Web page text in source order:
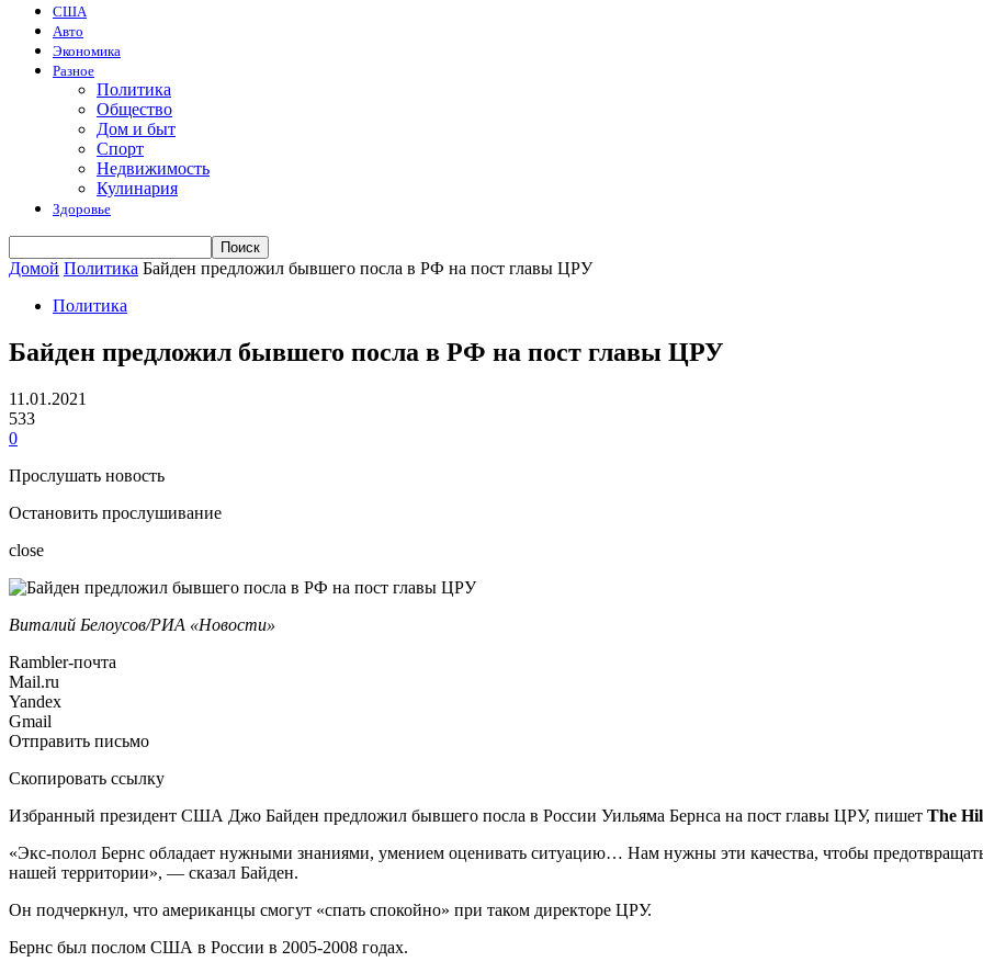
США
Авто
Экономика
Разное
Политика
Общество
Дом и быт
Спорт
Недвижимость
Кулинария
Здоровье
Домой Политика Байден предложил бывшего посла в РФ на пост главы ЦРУ
Политика
Байден предложил бывшего посла в РФ на пост главы ЦРУ
11.01.2021
533
0
Прослушать новость
Остановить прослушивание
close
Виталий Белоусов/РИА «Новости»
Rambler-почта
Mail.ru
Yandex
Gmail
Отправить письмо
Скопировать ссылку
Избранный президент США Джо Байден предложил бывшего посла в России Уильяма Бернса на пост главы ЦРУ, пишет The
«Экс-полол Бернс обладает нужными знаниями, умением оценивать ситуацию… Нам нужны эти качества, чтобы
нашей территории», — сказал Байден.
Он подчеркнул, что американцы смогут «спать спокойно» при таком директоре ЦРУ.
Бернс был послом США в России в 2005-2008 годах.